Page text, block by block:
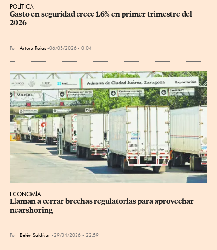
POLÍTICA
Gasto en seguridad crece 1.6% en primer trimestre del
2026
Por Arturo Rojas 06/05/2026 - 0:04
ECONOMÍA
Llaman a cerrar brechas regulatorias para aprovechar
nearshoring
Por Belén Saldívar 29/04/2026 - 22:59